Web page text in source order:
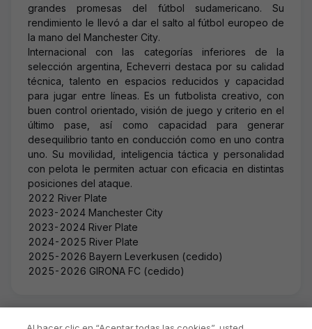
grandes promesas del fútbol sudamericano. Su
rendimiento le llevó a dar el salto al fútbol europeo de
la mano del Manchester City.
Internacional con las categorías inferiores de la
selección argentina, Echeverri destaca por su calidad
técnica, talento en espacios reducidos y capacidad
para jugar entre líneas. Es un futbolista creativo, con
buen control orientado, visión de juego y criterio en el
último pase, así como capacidad para generar
desequilibrio tanto en conducción como en uno contra
uno. Su movilidad, inteligencia táctica y personalidad
con pelota le permiten actuar con eficacia en distintas
posiciones del ataque.
2022 River Plate
2023-2024 Manchester City
2023-2024 River Plate
2024-2025 River Plate
2025-2026 Bayern Leverkusen (cedido)
2025-2026 GIRONA FC (cedido)